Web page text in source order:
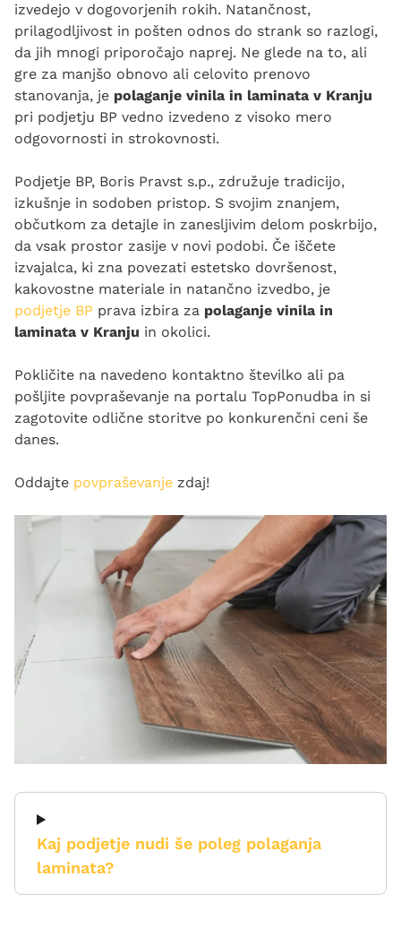
izvedejo v dogovorjenih rokih. Natančnost,
prilagodljivost in pošten odnos do strank so razlogi,
da jih mnogi priporočajo naprej. Ne glede na to, ali
gre za manjšo obnovo ali celovito prenovo
stanovanja, je polaganje vinila in laminata v Kranju
pri podjetju BP vedno izvedeno z visoko mero
odgovornosti in strokovnosti.
Podjetje BP, Boris Pravst s.p., združuje tradicijo,
izkušnje in sodoben pristop. S svojim znanjem,
občutkom za detajle in zanesljivim delom poskrbijo,
da vsak prostor zasije v novi podobi. Če iščete
izvajalca, ki zna povezati estetsko dovršenost,
kakovostne materiale in natančno izvedbo, je
podjetje BP prava izbira za polaganje vinila in
laminata v Kranju in okolici.
Pokličite na navedeno kontaktno številko ali pa
pošljite povpraševanje na portalu TopPonudba in si
zagotovite odlične storitve po konkurenčni ceni še
danes.
Oddajte povpraševanje zdaj!
Kaj podjetje nudi še poleg polaganja
laminata?